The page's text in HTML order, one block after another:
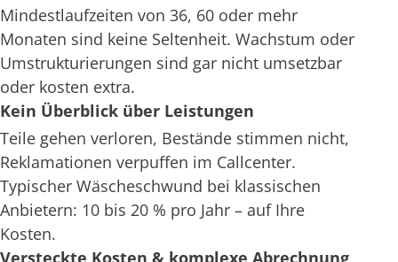
Mindestlaufzeiten von 36, 60 oder mehr
Monaten sind keine Seltenheit. Wachstum oder
Umstrukturierungen sind gar nicht umsetzbar
oder kosten extra.
Kein Überblick über Leistungen
Teile gehen verloren, Bestände stimmen nicht,
Reklamationen verpuffen im Callcenter.
Typischer Wäscheschwund bei klassischen
Anbietern: 10 bis 20 % pro Jahr – auf Ihre
Kosten.